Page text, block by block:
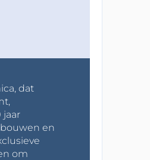
dat
jaar
en
om